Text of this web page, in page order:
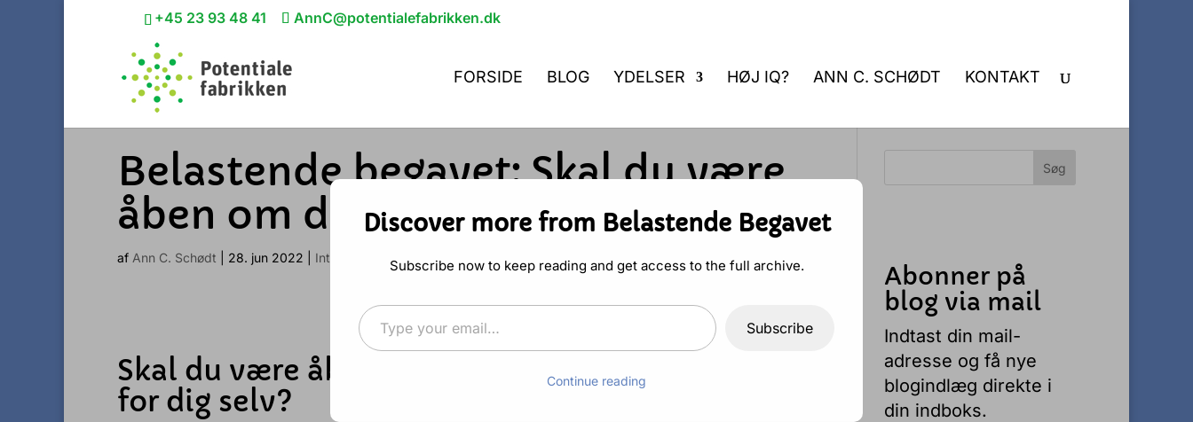
+45 23 93 48 41 AnnC@potentialefabrikken.dk
FORSIDE BLOG YDELSER HØJ IQ? ANN C. SCHØDT KONTAKT
Belastende begavet: Skal du være
åben om din høje IQ?
af Ann C. Schødt 28. jun 2022 Intelligent 2 Kommentarer
Skal du være åben om din høje IQ eller holde det
for dig selv?
Abonner på
blog via mail
Indtast din mail-
adresse og få nye
blogindlæg direkte i
din indboks.
Discover more from Belastende Begavet
Subscribe now to keep reading and get access to the full archive.
Type your email…
Subscribe
Continue reading